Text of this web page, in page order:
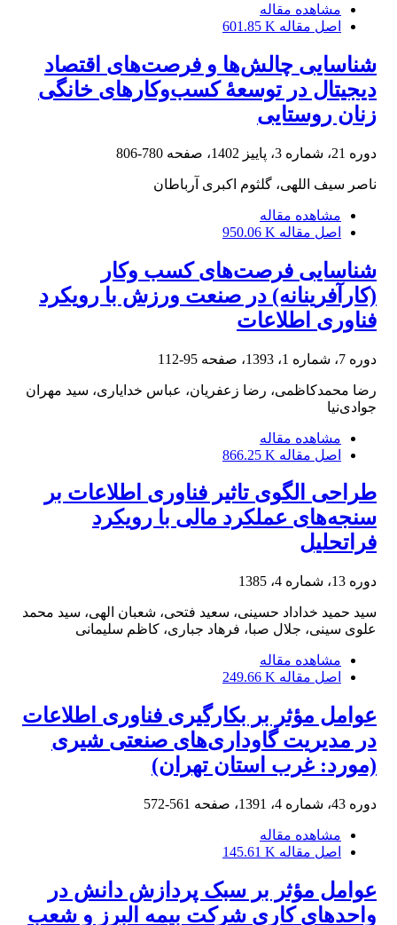
مشاهده مقاله
اصل مقاله 601.85 K
شناسایی چالش‌ها و فرصت‌های اقتصاد
دیجیتال در توسعۀ کسب‌وکارهای خانگی
زنان روستایی
دوره 21، شماره 3، پاییز 1402، صفحه 780-806
ناصر سیف اللهی، گلثوم اکبری آرباطان
مشاهده مقاله
اصل مقاله 950.06 K
شناسایی فرصت‌های کسب وکار
(کارآفرینانه) در صنعت ورزش با رویکرد
فناوری اطلاعات
دوره 7، شماره 1، 1393، صفحه 95-112
رضا محمدکاظمی، رضا زعفریان، عباس خدایاری، سید مهران
جوادی‌نیا
مشاهده مقاله
اصل مقاله 866.25 K
طراحی الگوی تاثیر فناوری اطلاعات بر
سنجه‌های عملکرد مالی با رویکرد
فراتحلیل
دوره 13، شماره 4، 1385
سید حمید خداداد حسینی، سعید فتحی، شعبان الهی، سید محمد
علوی سینی، جلال صبا، فرهاد جباری، کاظم سلیمانی
مشاهده مقاله
اصل مقاله 249.66 K
عوامل مؤثر بر بکارگیری فناوری اطلاعات
در مدیریت گاوداری‌های صنعتی شیری
(مورد: غرب استان تهران)
دوره 43، شماره 4، 1391، صفحه 561-572
مشاهده مقاله
اصل مقاله 145.61 K
عوامل مؤثر بر سبک پردازش دانش در
واحدهای کاری شرکت بیمه البرز و شعب